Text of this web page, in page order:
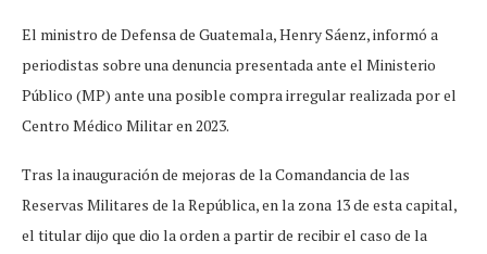
El ministro de Defensa de Guatemala, Henry Sáenz, informó a
periodistas sobre una denuncia presentada ante el Ministerio
Público (MP) ante una posible compra irregular realizada por el
Centro Médico Militar en 2023.
Tras la inauguración de mejoras de la Comandancia de las
Reservas Militares de la República, en la zona 13 de esta capital,
el titular dijo que dio la orden a partir de recibir el caso de la